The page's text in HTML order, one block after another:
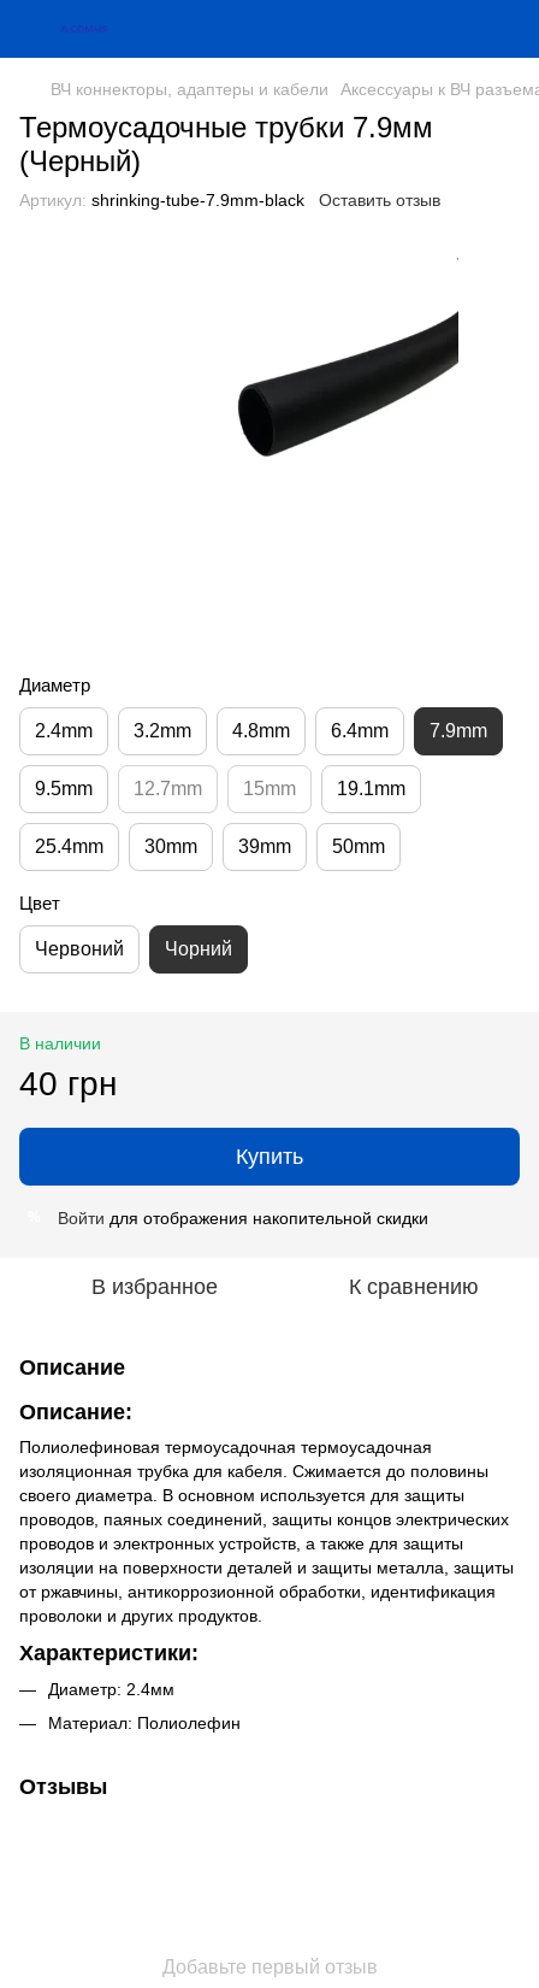
ВЧ коннекторы, адаптеры и кабели Аксессуары к ВЧ
Термоусадочные трубки 7.9мм
(Черный)
Артикул: shrinking-tube-7.9mm-black Оставить отзыв
Диаметр
2.4mm 3.2mm 4.8mm 6.4mm 7.9mm
9.5mm 12.7mm 15mm 19.1mm
25.4mm 30mm 39mm 50mm
Цвет
Червоний Чорний
В наличии
40 грн
Купить
Войти для отображения накопительной скидки
В избранное К сравнению
Описание
Описание:
Полиолефиновая термоусадочная термоусадочная
изоляционная трубка для кабеля. Сжимается до половины
своего диаметра. В основном используется для защиты
проводов, паяных соединений, защиты концов электрических
проводов и электронных устройств, а также для защиты
изоляции на поверхности деталей и защиты металла, защиты
от ржавчины, антикоррозионной обработки, идентификация
проволоки и других продуктов.
Характеристики:
Диаметр: 2.4мм
Материал: Полиолефин
Отзывы
Добавьте первый отзыв